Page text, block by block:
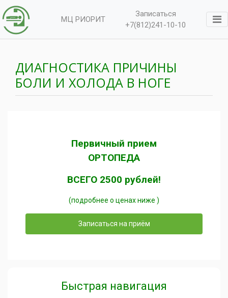
МЦ РИОРИТ
Записаться
+7(812)241-10-10
ДИАГНОСТИКА ПРИЧИНЫ
БОЛИ И ХОЛОДА В НОГЕ
Первичный прием
ОРТОПЕДА
ВСЕГО 2500 рублей!
(подробнее о ценах ниже )
Записаться на приём
Быстрая навигация